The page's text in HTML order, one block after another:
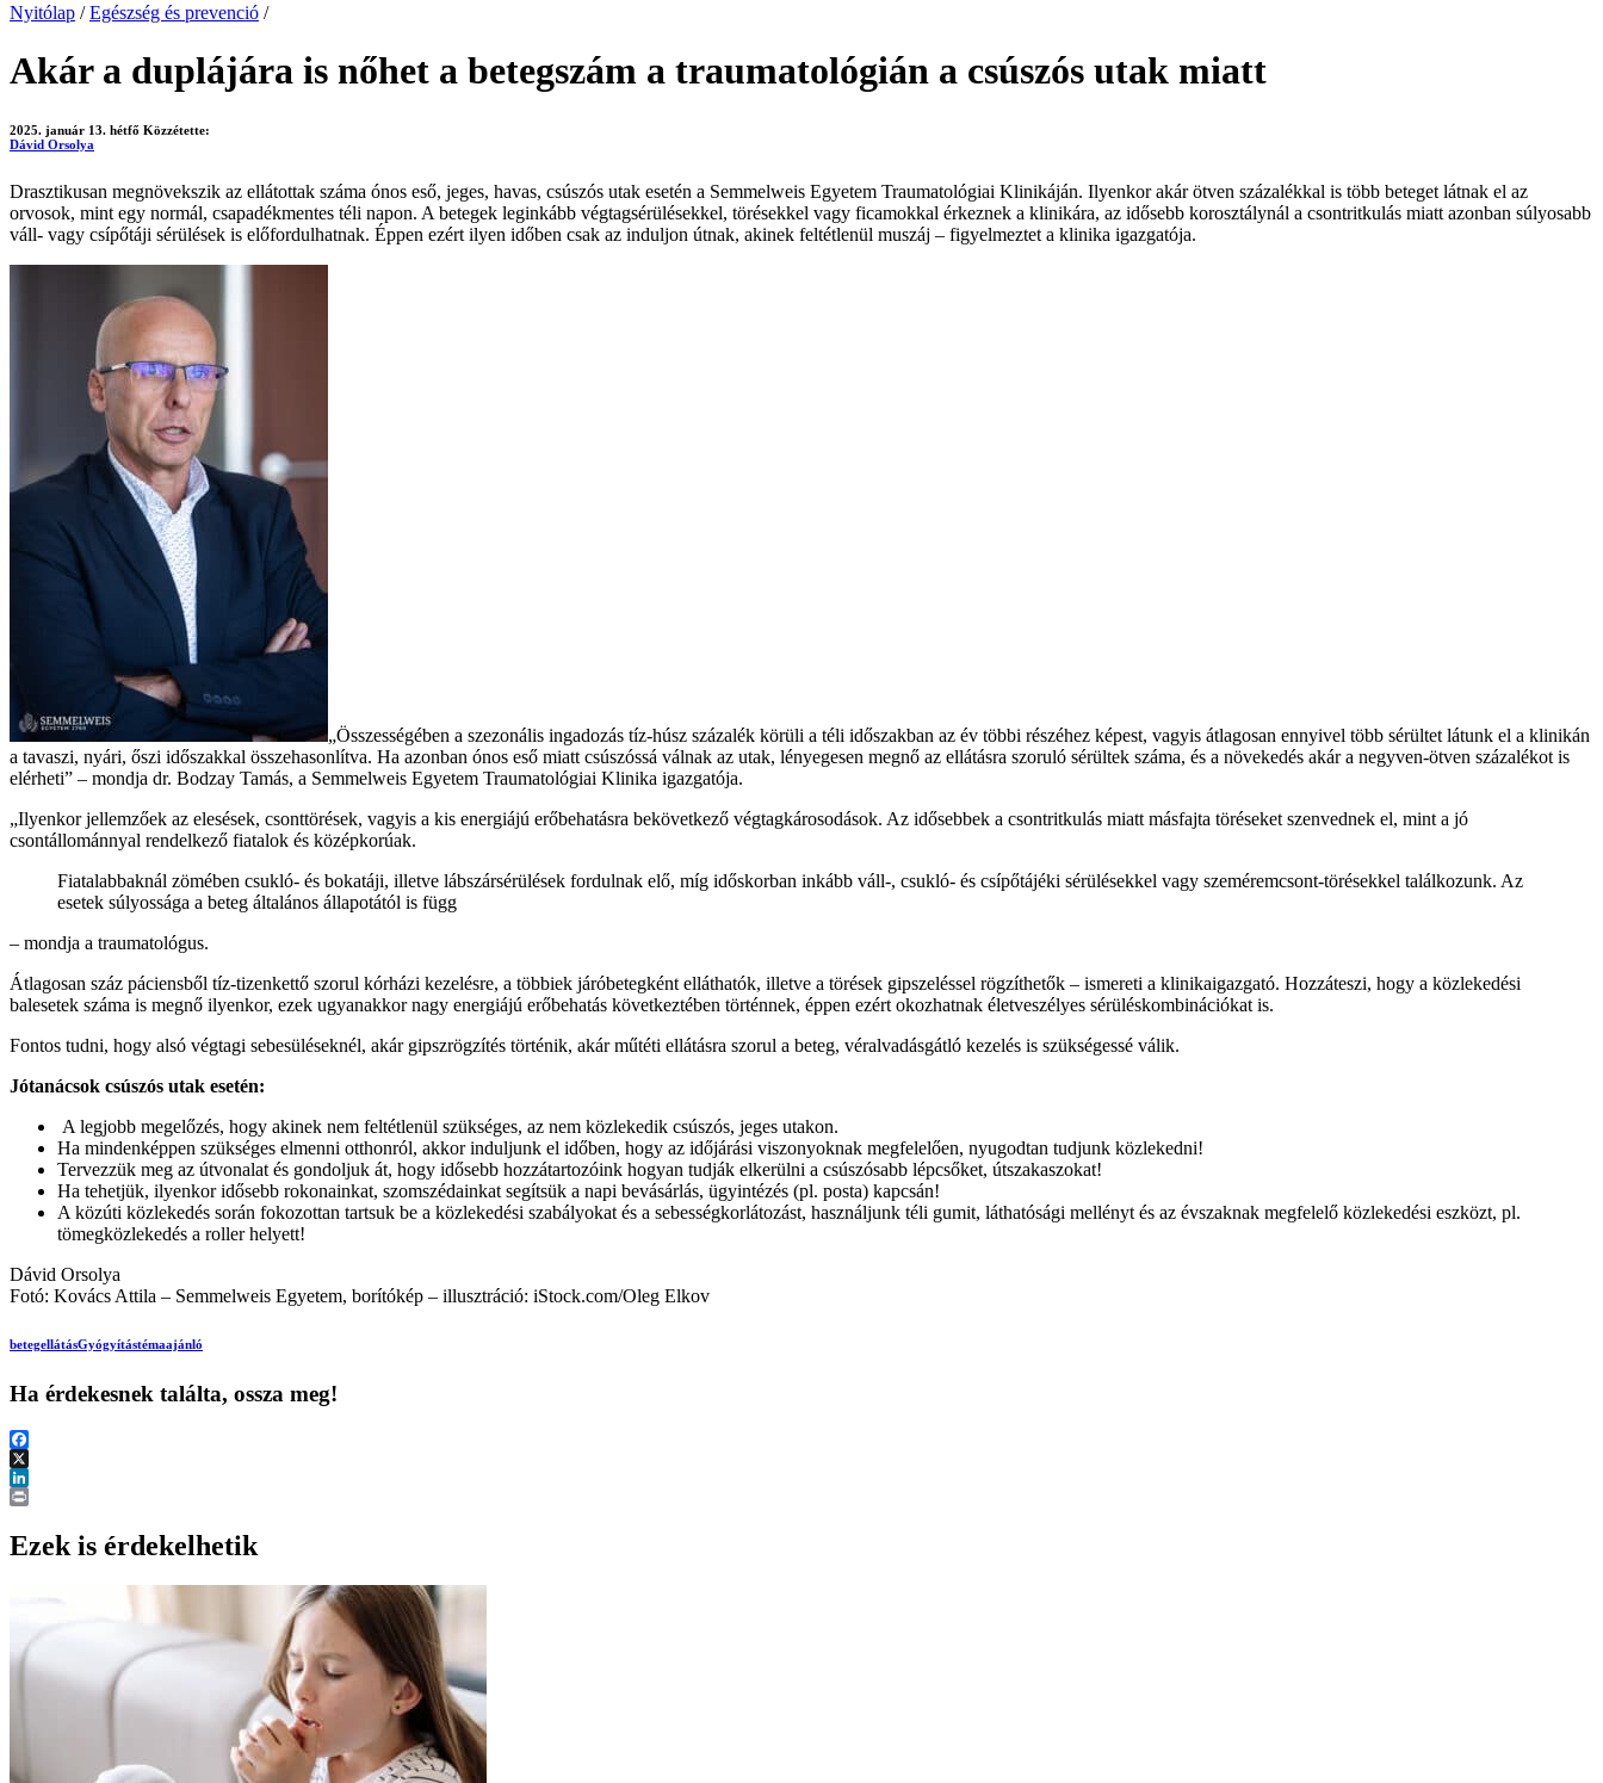
Nyitólap / Egészség és prevenció /
Akár a duplájára is nőhet a betegszám a traumatológián a csúszós utak miatt
2025. január 13. hétfő Közzétette:
Dávid Orsolya
Drasztikusan megnövekszik az ellátottak száma ónos eső, jeges, havas, csúszós utak esetén a Semmelweis Egyetem Traumatológiai Klinikáján. Ilyenkor akár ötven százalékkal is több beteget látnak el az
orvosok, mint egy normál, csapadékmentes téli napon. A betegek leginkább végtagsérülésekkel, törésekkel vagy ficamokkal érkeznek a klinikára, az idősebb korosztálynál a csontritkulás miatt azonban súlyosabb
váll- vagy csípőtáji sérülések is előfordulhatnak. Éppen ezért ilyen időben csak az induljon útnak, akinek feltétlenül muszáj – figyelmeztet a klinika igazgatója.
„Összességében a szezonális ingadozás tíz-húsz százalék körüli a téli időszakban az év többi részéhez képest, vagyis átlagosan ennyivel több sérültet látunk el a klinikán
a tavaszi, nyári, őszi időszakkal összehasonlítva. Ha azonban ónos eső miatt csúszóssá válnak az utak, lényegesen megnő az ellátásra szoruló sérültek száma, és a növekedés akár a negyven-ötven százalékot is
elérheti” – mondja dr. Bodzay Tamás, a Semmelweis Egyetem Traumatológiai Klinika igazgatója.
„Ilyenkor jellemzőek az elesések, csonttörések, vagyis a kis energiájú erőbehatásra bekövetkező végtagkárosodások. Az idősebbek a csontritkulás miatt másfajta töréseket szenvednek el, mint a jó
csontállománnyal rendelkező fiatalok és középkorúak.
Fiatalabbaknál zömében csukló- és bokatáji, illetve lábszársérülések fordulnak elő, míg időskorban inkább váll-, csukló- és csípőtájéki sérülésekkel vagy szeméremcsont-törésekkel találkozunk. Az
esetek súlyossága a beteg általános állapotától is függ
– mondja a traumatológus.
Átlagosan száz páciensből tíz-tizenkettő szorul kórházi kezelésre, a többiek járóbetegként elláthatók, illetve a törések gipszeléssel rögzíthetők – ismereti a klinikaigazgató. Hozzáteszi, hogy a közlekedési
balesetek száma is megnő ilyenkor, ezek ugyanakkor nagy energiájú erőbehatás következtében történnek, éppen ezért okozhatnak életveszélyes sérüléskombinációkat is.
Fontos tudni, hogy alsó végtagi sebesüléseknél, akár gipszrögzítés történik, akár műtéti ellátásra szorul a beteg, véralvadásgátló kezelés is szükségessé válik.
Jótanácsok csúszós utak esetén:
A legjobb megelőzés, hogy akinek nem feltétlenül szükséges, az nem közlekedik csúszós, jeges utakon.
Ha mindenképpen szükséges elmenni otthonról, akkor induljunk el időben, hogy az időjárási viszonyoknak megfelelően, nyugodtan tudjunk közlekedni!
Tervezzük meg az útvonalat és gondoljuk át, hogy idősebb hozzátartozóink hogyan tudják elkerülni a csúszósabb lépcsőket, útszakaszokat!
Ha tehetjük, ilyenkor idősebb rokonainkat, szomszédainkat segítsük a napi bevásárlás, ügyintézés (pl. posta) kapcsán!
A közúti közlekedés során fokozottan tartsuk be a közlekedési szabályokat és a sebességkorlátozást, használjunk téli gumit, láthatósági mellényt és az évszaknak megfelelő közlekedési eszközt, pl.
tömegközlekedés a roller helyett!
Dávid Orsolya
Fotó: Kovács Attila – Semmelweis Egyetem, borítókép – illusztráció: iStock.com/Oleg Elkov
betegellátásGyógyítástémaajánló
Ha érdekesnek találta, ossza meg!
Facebook
X
LinkedIn
Ezek is érdekelhetik